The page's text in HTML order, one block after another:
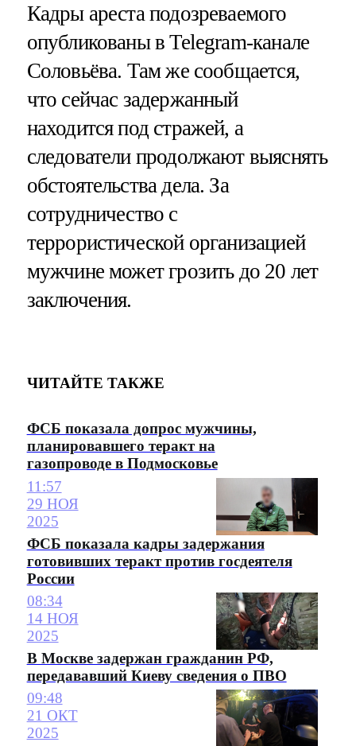
Кадры ареста подозреваемого
опубликованы в Telegram-канале
Соловьёва. Там же сообщается,
что сейчас задержанный
находится под стражей, а
следователи продолжают выяснять
обстоятельства дела. За
сотрудничество с
террористической организацией
мужчине может грозить до 20 лет
заключения.
ЧИТАЙТЕ ТАКЖЕ
ФСБ показала допрос мужчины,
планировавшего теракт на
газопроводе в Подмосковье
11:57
29 НОЯ
2025
ФСБ показала кадры задержания
готовивших теракт против госдеятеля
России
08:34
14 НОЯ
2025
В Москве задержан гражданин РФ,
передававший Киеву сведения о ПВО
09:48
21 ОКТ
2025